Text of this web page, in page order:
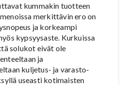
kummakin tuotteen
merkittävin ero on
ja korkeampi
kypsyysaste. Kurkuissa
solukot eivät ole
ja
kuljetus- ja varasto-
useasti kotimaisten